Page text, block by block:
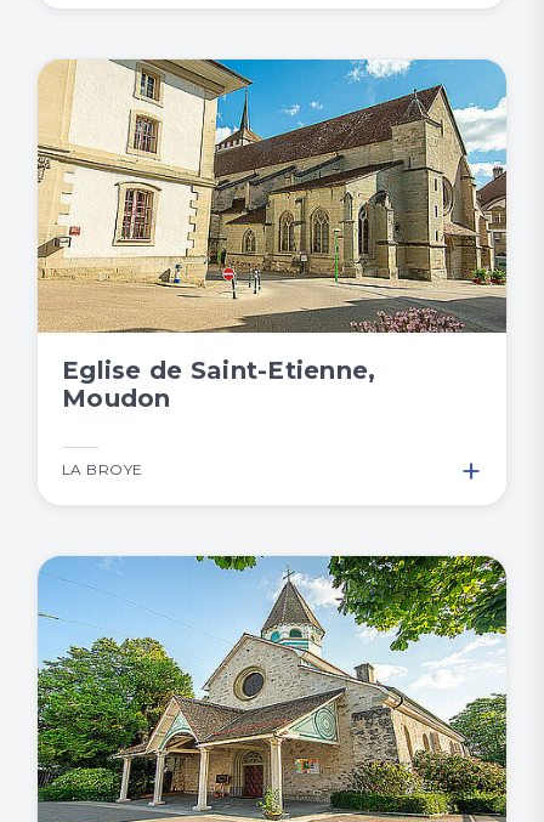
Eglise de Saint-Etienne,
Moudon
LA BROYE +